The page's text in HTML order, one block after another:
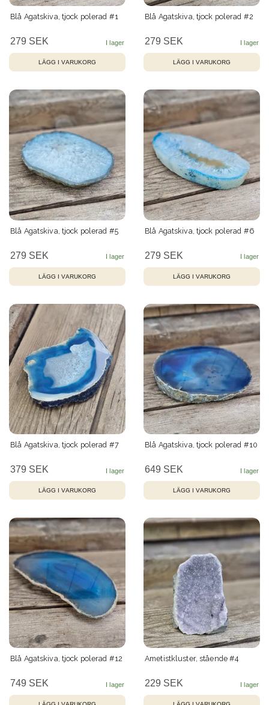
Blå Agatskiva, tjock polerad #1
279 SEK
Blå Agatskiva, tjock polerad #2
279 SEK
Blå Agatskiva, tjock polerad #5
279 SEK
Blå Agatskiva, tjock polerad #6
279 SEK
Blå Agatskiva, tjock polerad #7
379 SEK
Blå Agatskiva, tjock polerad #10
649 SEK
Blå Agatskiva, tjock polerad #12
749 SEK
Ametistkluster, stående #4
229 SEK